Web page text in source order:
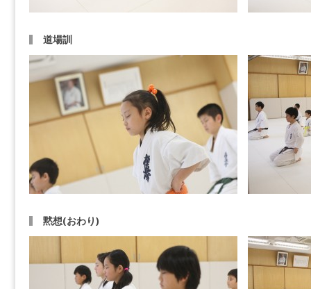
道場訓
黙想(おわり)